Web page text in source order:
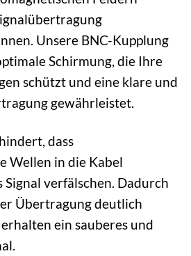
Unsere BNC-Kupplung
Schirmung, die Ihre
schützt und eine klare und
gewährleistet.
dass
Wellen in die Kabel
verfälschen. Dadurch
Übertragung deutlich
ein sauberes und